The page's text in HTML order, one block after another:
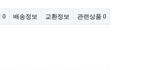
0 배송정보 교환정보 관련상품 0